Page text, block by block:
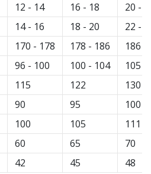
12 - 14
14 - 16
170 - 178
96 - 100
115
90
100
60
42
16 - 18
18 - 20
178 - 186
100 - 104
122
95
105
65
45
20 -
22 -
186 -
105 -
130
100
111
70
48